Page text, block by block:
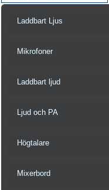
Laddbart Ljus
Mikrofoner
Laddbart ljud
Ljud och PA
Högtalare
Mixerbord